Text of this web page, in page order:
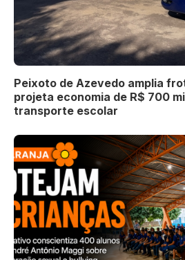
Peixoto de Azevedo amplia
projeta economia de R$ 700
transporte escolar